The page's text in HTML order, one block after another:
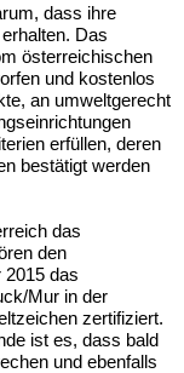
dass ihre
Das
österreichischen
und kostenlos
an umweltgerecht
erfüllen, deren
bestätigt werden
das
den
2015 das
Mur in der
zertifiziert.
ist es, dass bald
und ebenfalls